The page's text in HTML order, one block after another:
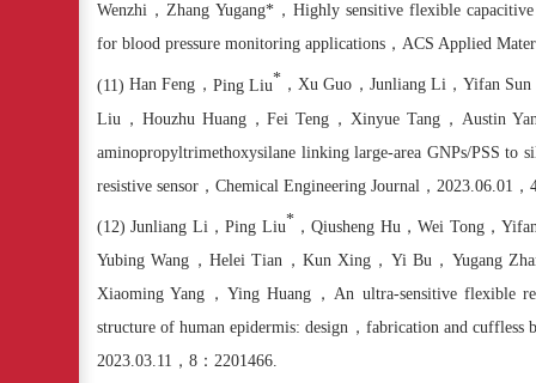
Wenzhi ，Zhang Yugang*， Highly sensitive flexible
for blood pressure monitoring applications ， ACS Applied
(11)Han Feng ， Ping Liu* ，Xu Guo ， Junliang Li，Yifan Sun
Liu ， Houzhu Huang，Fei Teng ， Xinyue Tang ， Austin
aminopropyltrimethoxysilane linking large-area GNPs/PSS
resistive sensor ， Chemical Engineering Journal ， 2023.06.01 ，
(12)Junliang Li ，Ping Liu* ，Qiusheng Hu ，Wei Tong，
Yubing Wang ， Helei Tian ， Kun Xing ， Yi Bu ， Yugang
Xiaoming Yang ，Ying Huang ， An ultra-sensitive flexible
structure of human epidermis: design ， fabrication and cuffless
2023.03.11 ， 8 ： 2201466.